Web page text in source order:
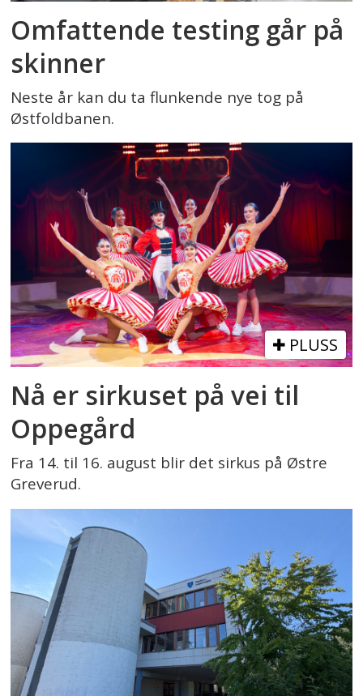
Omfattende testing går på
skinner
Neste år kan du ta flunkende nye tog på
Østfoldbanen.
PLUSS
Nå er sirkuset på vei til
Oppegård
Fra 14. til 16. august blir det sirkus på Østre
Greverud.